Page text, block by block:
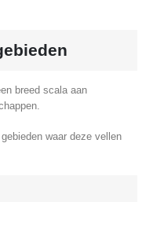
breed scala aan
waar deze vellen